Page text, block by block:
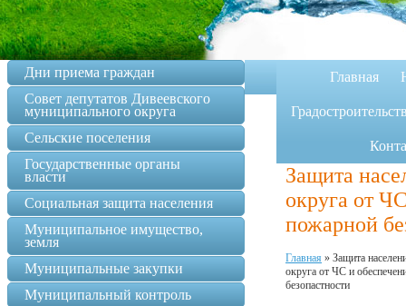
Главная
Защита
округа от
пожарной
Главная » Защита
округа от ЧС и
безопастности
Дни приема граждан
Совет депутатов Дивеевского
муниципального округа
Сельские поселения
Государственные органы
власти
Социальная защита населения
Муниципальное имущество,
земля
Муниципальные закупки
Муниципальный контроль